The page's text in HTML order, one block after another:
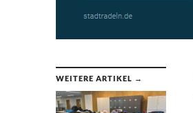
WEITERE ARTIKEL →